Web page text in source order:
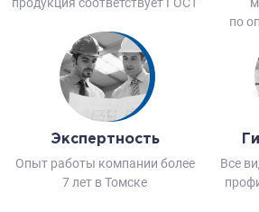
по
Экспертность
Опыт работы компании более
7 лет в Томске
Все